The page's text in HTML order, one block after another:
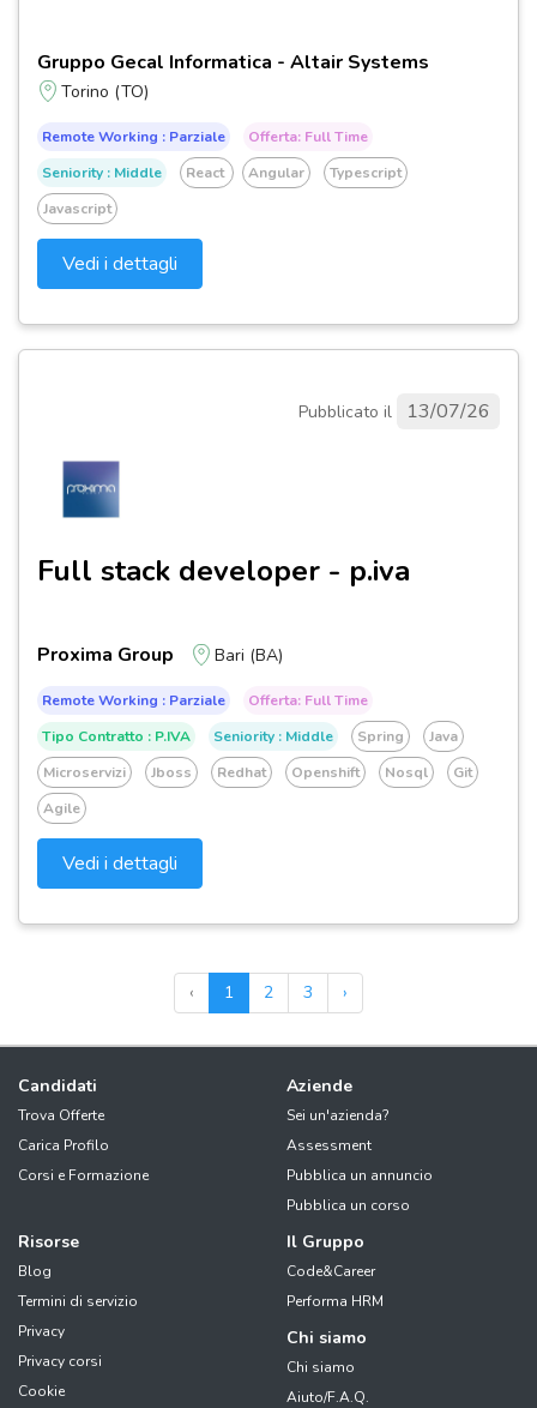
Gruppo Gecal Informatica - Altair Systems
Torino (TO)
Remote Working : Parziale
Offerta: Full Time
Seniority : Middle
React Angular
Typescript
Javascript
Vedi i dettagli
Pubblicato il 13/07/26
Full stack developer - p.iva
Proxima Group Bari (BA)
Remote Working : Parziale
Offerta: Full Time
Tipo Contratto : P.IVA
Seniority : Middle Spring
Java
Microservizi
Jboss Redhat Openshift Nosql
Git
Agile
Vedi i dettagli
‹ 1 2 3 ›
Candidati
Trova Offerte
Carica Profilo
Corsi e Formazione
Aziende
Sei un'azienda?
Assessment
Pubblica un annuncio
Pubblica un corso
Risorse
Blog
Termini di servizio
Privacy
Privacy corsi
Cookie
Il Gruppo
Code&Career
Performa HRM
Chi siamo
Chi siamo
Aiuto/F.A.Q.